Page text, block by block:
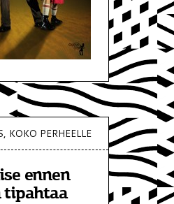
KOKO PERHEELLE
ennen
tipahtaa